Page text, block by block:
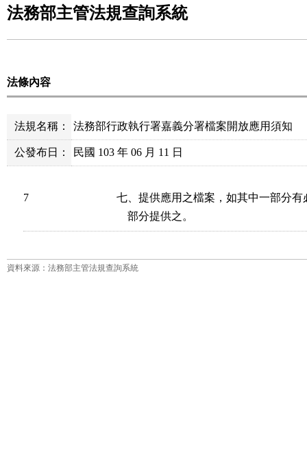
法務部主管法規查詢系統
法條內容
法規名稱： 法務部行政執行署嘉義分署檔案開放應用須知
公發布日： 民國 103 年 06 月 11 日
7
七、提供應用之檔案，如其中一部分
    部分提供之。
資料來源：法務部主管法規查詢系統